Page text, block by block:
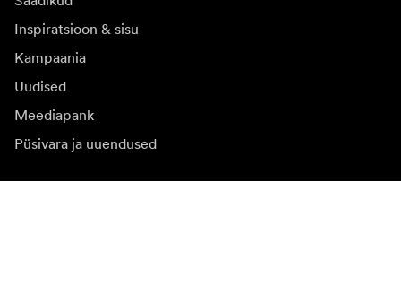
Inspiratsioon & sisu
Kampaania
Uudised
Meediapank
Püsivara ja uuendused